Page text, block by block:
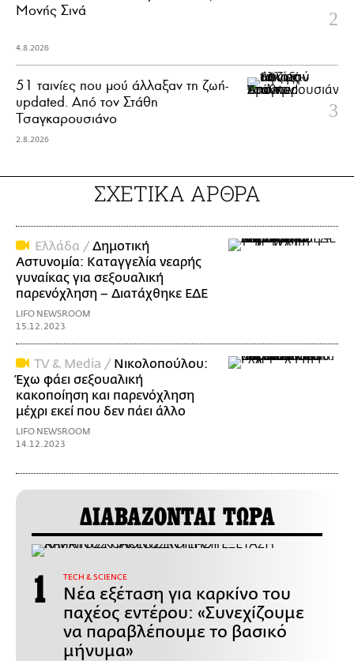
Μονής Σινά
4.8.2026
51 ταινίες που μού άλλαξαν τη ζωή-
updated. Aπό τον Στάθη
Τσαγκαρουσιάνο
2.8.2026
ΣΧΕΤΙΚΑ ΑΡΘΡΑ
Ελλάδα /Δημοτική
Αστυνομία: Καταγγελία νεαρής
γυναίκας για σεξουαλική
παρενόχληση – Διατάχθηκε ΕΔΕ
LIFO NEWSROOM
15.12.2023
TV & Media / Νικολοπούλου:
Έχω φάει σεξουαλική
κακοποίηση και παρενόχληση
μέχρι εκεί που δεν πάει άλλο
LIFO NEWSROOM
14.12.2023
ΔΙΑΒΑΖΟΝΤΑΙ ΤΩΡΑ
ΤECH & SCIENCE
Νέα εξέταση για καρκίνο του
παχέος εντέρου: «Συνεχίζουμε
να παραβλέπουμε το βασικό
μήνυμα»